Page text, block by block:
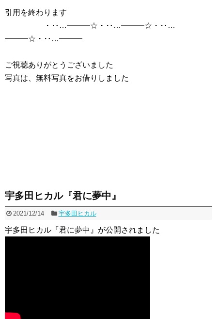
引用を終わります
・‥…━━━☆・‥…━━━☆・‥…
━━━☆・‥…━━━
ご視聴ありがとうございました
写真は、無料写真をお借りしました
宇多田ヒカル『君に夢中』
2021/12/14 宇多田ヒカル
宇多田ヒカル『君に夢中』が公開されました